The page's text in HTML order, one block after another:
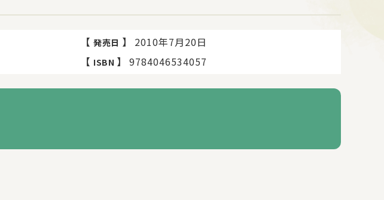
【 発売日 】
2010年7月20日
【 ISBN 】 9784046534057